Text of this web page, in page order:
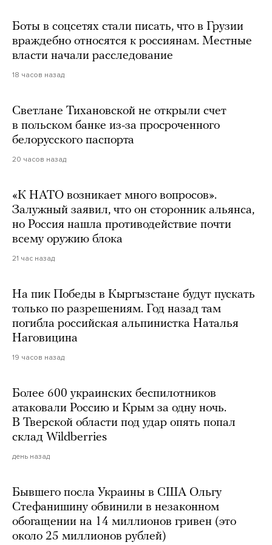
Боты в соцсетях стали писать, что в Грузии
враждебно относятся к россиянам. Местные
власти начали расследование
18 часов назад
Светлане Тихановской не открыли счет
в польском банке из-за просроченного
белорусского паспорта
20 часов назад
«К НАТО возникает много вопросов».
Залужный заявил, что он сторонник альянса,
но Россия нашла противодействие почти
всему оружию блока
21 час назад
На пик Победы в Кыргызстане будут пускать
только по разрешениям. Год назад там
погибла российская альпинистка Наталья
Наговицина
19 часов назад
Более 600 украинских беспилотников
атаковали Россию и Крым за одну ночь.
В Тверской области под удар опять попал
склад Wildberries
день назад
Бывшего посла Украины в США Ольгу
Стефанишину обвинили в незаконном
обогащении на 14 миллионов гривен (это
около 25 миллионов рублей)